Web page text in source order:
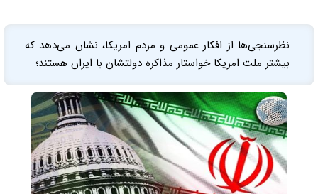
نظرسنجی‌ها‌ از افکار عمومی و مردم امریکا‌، نشان می‌دهد که
بیشتر ملت امریکا خواستار مذاکره دولتشان با ایران هستند؛